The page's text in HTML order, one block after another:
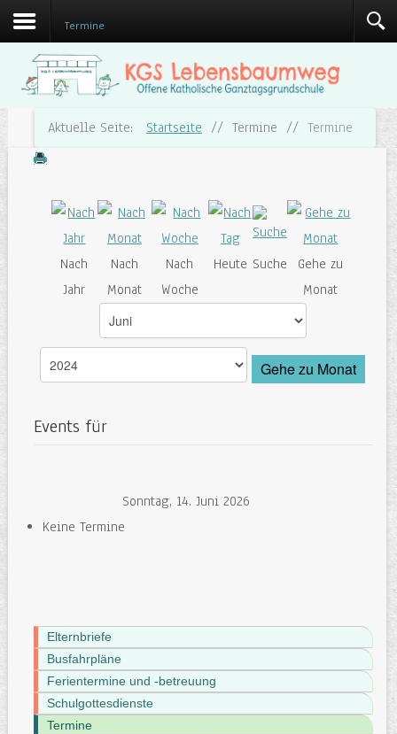
Termine
Aktuelle Seite: Startseite // Termine // Termine
Nach
Jahr
Nach
Monat
Nach
Woche
Heute Suche
Gehe zu
Monat
Gehe zu Monat
Events für
Sonntag, 14. Juni 2026
Keine Termine
Elternbriefe
Busfahrpläne
Ferientermine und -betreuung
Schulgottesdienste
Termine